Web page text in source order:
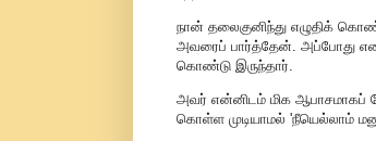
நான் தலைகுனிந்து எழுதிக்
அவரைப் பார்த்தேன். அப்போது
கொண்டு இருந்தார்.
அவர் என்னிடம் மிக ஆபாசமாகப்
கொள்ள முடியாமல் 'நீயெல்லாம்